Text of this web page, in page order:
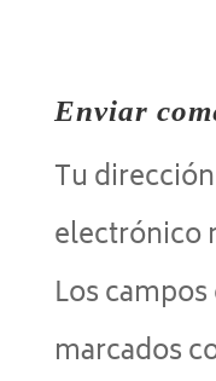
Enviar
Tu
electrónico
Los
marcados